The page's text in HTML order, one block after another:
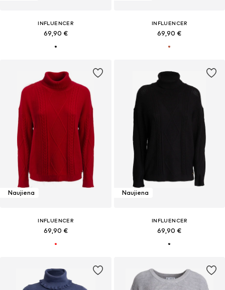
INFLUENCER
69,90 €
INFLUENCER
69,90 €
Naujiena
INFLUENCER
69,90 €
Naujiena
INFLUENCER
69,90 €